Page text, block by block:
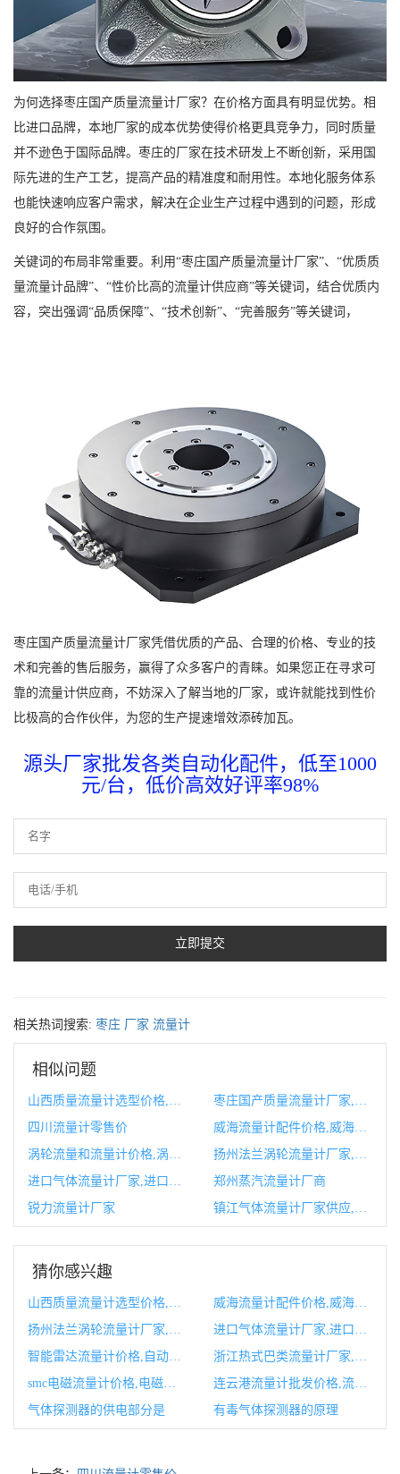
为何选择枣庄国产质量流量计厂家？在价格方面具有明显优势。相
比进口品牌，本地厂家的成本优势使得价格更具竞争力，同时质量
并不逊色于国际品牌。枣庄的厂家在技术研发上不断创新，采用国
际先进的生产工艺，提高产品的精准度和耐用性。本地化服务体系
也能快速响应客户需求，解决在企业生产过程中遇到的问题，形成
良好的合作氛围。
关键词的布局非常重要。利用“枣庄国产质量流量计厂家”、“优质质
量流量计品牌”、“性价比高的流量计供应商”等关键词，结合优质内
容，突出强调“品质保障”、“技术创新”、“完善服务”等关键词，
枣庄国产质量流量计厂家凭借优质的产品、合理的价格、专业的技
术和完善的售后服务，赢得了众多客户的青睐。如果您正在寻求可
靠的流量计供应商，不妨深入了解当地的厂家，或许就能找到性价
比极高的合作伙伴，为您的生产提速增效添砖加瓦。
源头厂家批发各类自动化配件，低至1000
元/台，低价高效好评率98%
相关热词搜索: 枣庄 厂家 流量计
相似问题
四川流量计零售价
威海流量计配件价格,威海名流房价
郑州蒸汽流量计厂商
锐力流量计厂家
猜你感兴趣
威海流量计配件价格,威海名流房价
连云港流量计批发价格,流量计制造江苏有限公司
气体探测器的供电部分是
有毒气体探测器的原理